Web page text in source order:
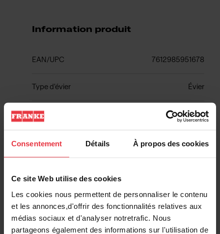
Consentement Détails À propos des cookies
Ce site Web utilise des cookies
Les cookies nous permettent de personnaliser le contenu
et les annonces,d'offrir des fonctionnalités relatives aux
médias sociaux et d'analyser notretrafic. Nous
partageons également des informations sur l'utilisation de
Information produit
EAN/UPC 7612985951678
Type d'évier Évier
Type de matériau Acier inoxydable
Nombre de cuvettes 1,5
Informations supplémentaires